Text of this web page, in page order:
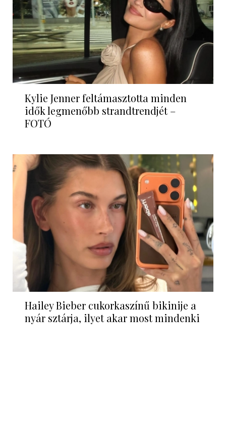
Kylie Jenner feltámasztotta minden
idők legmenőbb strandtrendjét –
FOTÓ
Hailey Bieber cukorkaszínű bikinije a
nyár sztárja, ilyet akar most mindenki